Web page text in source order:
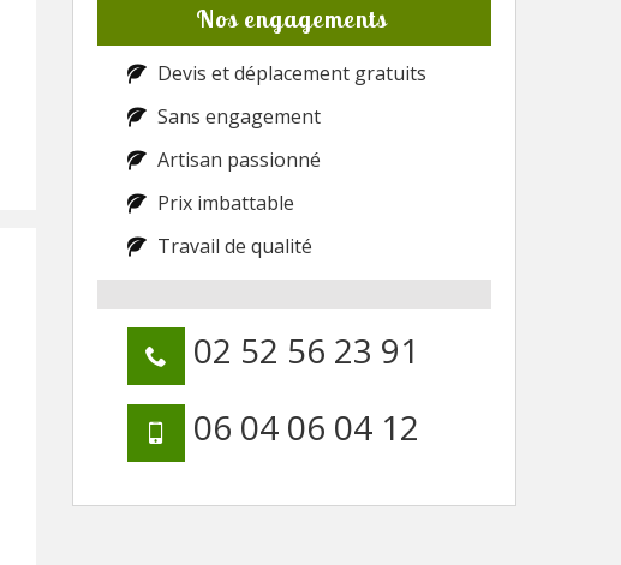
Nos engagements
Devis et déplacement gratuits
Sans engagement
Artisan passionné
Prix imbattable
Travail de qualité
02 52 56 23 91
06 04 06 04 12